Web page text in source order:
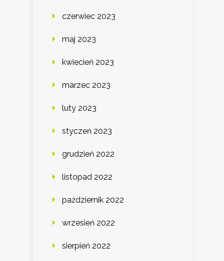
czerwiec 2023
maj 2023
kwiecień 2023
marzec 2023
luty 2023
styczeń 2023
grudzień 2022
listopad 2022
październik 2022
wrzesień 2022
sierpień 2022